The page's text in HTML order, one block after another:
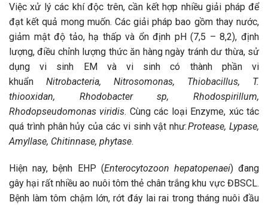
Việc xử lý các khí độc trên, cần kết hợp nhiều giải pháp để
đạt kết quả mong muốn. Các giải pháp bao gồm thay nước,
giảm mật độ tảo, hạ thấp và ổn định pH (7,5 – 8,2), định
lượng, điều chỉnh lượng thức ăn hàng ngày tránh dư thừa, sử
dụng vi sinh EM và vi sinh có thành phần vi
khuẩn Nitrobacteria, Nitrosomonas, Thiobacillus, T.
thiooxidan, Rhodobacter sp, Rhodospirillum,
Rhodopseudomonas viridis. Cùng các loại Enzyme, xúc tác
quá trình phân hủy của các vi sinh vật như:Protease, Lypase,
Amyllase, Chitinnase, phytase.
Hiện nay, bệnh EHP (Enterocytozoon hepatopenaei) đang
gây hại rất nhiều ao nuôi tôm thẻ chân trắng khu vực ĐBSCL.
Bệnh làm tôm chậm lớn, rớt đáy lai rai trong tháng nuôi đầu